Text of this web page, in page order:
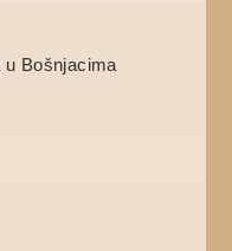
Bošnjacima